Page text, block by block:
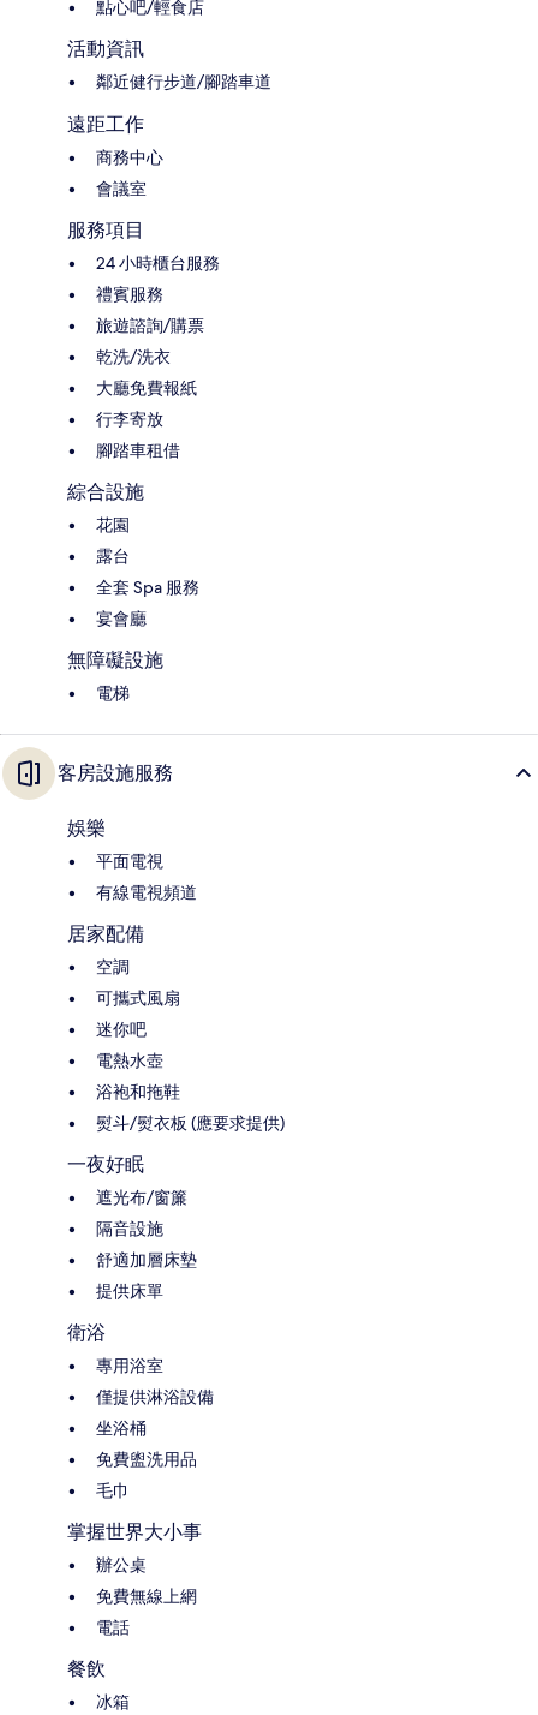
點心吧/輕食店
活動資訊
鄰近健行步道/腳踏車道
遠距工作
商務中心
會議室
服務項目
24 小時櫃台服務
禮賓服務
旅遊諮詢/購票
乾洗/洗衣
大廳免費報紙
行李寄放
腳踏車租借
綜合設施
花園
露台
全套 Spa 服務
宴會廳
無障礙設施
電梯
客房設施服務
娛樂
平面電視
有線電視頻道
居家配備
空調
可攜式風扇
迷你吧
電熱水壺
浴袍和拖鞋
熨斗/熨衣板 (應要求提供)
一夜好眠
遮光布/窗簾
隔音設施
舒適加層床墊
提供床單
衛浴
專用浴室
僅提供淋浴設備
坐浴桶
免費盥洗用品
毛巾
掌握世界大小事
辦公桌
免費無線上網
電話
餐飲
冰箱